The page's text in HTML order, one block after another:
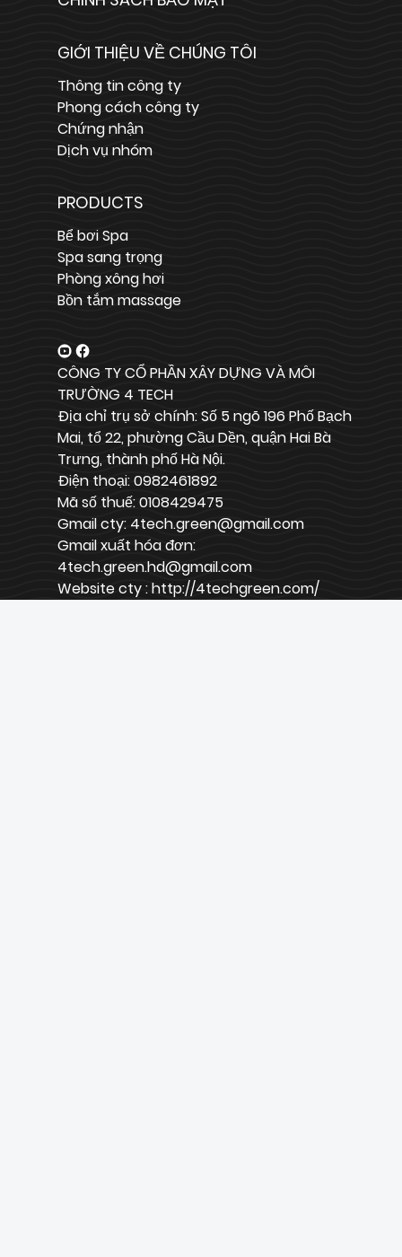
GIỚI THIỆU VỀ CHÚNG TÔI
Thông tin công ty
Phong cách công ty
Chứng nhận
Dịch vụ nhóm
PRODUCTS
Bể bơi Spa
Spa sang trọng
Phòng xông hơi
Bồn tắm massage
CÔNG TY CỔ PHẦN XÂY DỰNG VÀ MÔI
TRƯỜNG 4 TECH
Địa chỉ trụ sở chính: Số 5 ngõ 196 Phố Bạch
Mai, tổ 22, phường Cầu Dền, quận Hai Bà
Trưng, thành phố Hà Nội.
Điện thoại: 0982461892
Mã số thuế: 0108429475
Gmail cty: 4tech.green@gmail.com
Gmail xuất hóa đơn:
4tech.green.hd@gmail.com
Website cty : http://4techgreen.com/